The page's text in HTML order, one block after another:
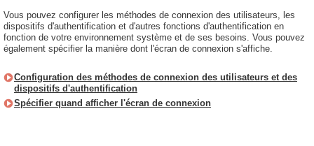
Vous pouvez configurer les méthodes de connexion des utilisateurs, les
dispositifs d'authentification et d'autres fonctions d'authentification en
fonction de votre environnement système et de ses besoins. Vous pouvez
également spécifier la manière dont l'écran de connexion s'affiche.
Configuration des méthodes de connexion des utilisateurs et des
dispositifs d'authentification
Spécifier quand afficher l'écran de connexion